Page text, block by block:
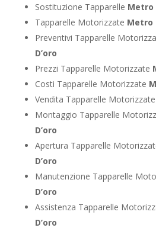
Sostituzione Tapparelle Metro
Tapparelle Motorizzate Metro
Preventivi Tapparelle
D’oro
Prezzi Tapparelle Motorizzate
Costi Tapparelle Motorizzate
Vendita Tapparelle Motorizzate
Montaggio Tapparelle
D’oro
Apertura Tapparelle
D’oro
Manutenzione Tapparelle
D’oro
Assistenza Tapparelle
D’oro